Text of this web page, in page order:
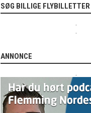
SØG BILLIGE FLYBILLETTER
ANNONCE